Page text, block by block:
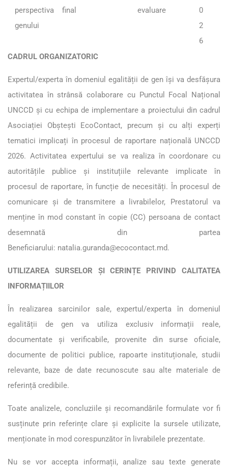
perspectiva
genului
final
evaluare
0
2
6
CADRUL ORGANIZATORIC
Expertul/experta în domeniul egalității de gen își va desfășura
activitatea în strânsă colaborare cu Punctul Focal Național
UNCCD și cu echipa de implementare a proiectului din cadrul
Asociației Obștești EcoContact, precum și cu alți experți
tematici implicați în procesul de raportare națională UNCCD
2026. Activitatea expertului se va realiza în coordonare cu
autoritățile publice și instituțiile relevante implicate în
procesul de raportare, în funcție de necesități. În procesul de
comunicare și de transmitere a livrabilelor, Prestatorul va
menține în mod constant în copie (CC) persoana de contact
desemnată din partea
Beneficiarului: natalia.guranda@ecocontact.md.
UTILIZAREA SURSELOR ȘI CERINȚE PRIVIND CALITATEA
INFORMAȚIILOR
În realizarea sarcinilor sale, expertul/experta în domeniul
egalității de gen va utiliza exclusiv informații reale,
documentate și verificabile, provenite din surse oficiale,
documente de politici publice, rapoarte instituționale, studii
relevante, baze de date recunoscute sau alte materiale de
referință credibile.
Toate analizele, concluziile și recomandările formulate vor fi
susținute prin referințe clare și explicite la sursele utilizate,
menționate în mod corespunzător în livrabilele prezentate.
Nu se vor accepta informații, analize sau texte generate